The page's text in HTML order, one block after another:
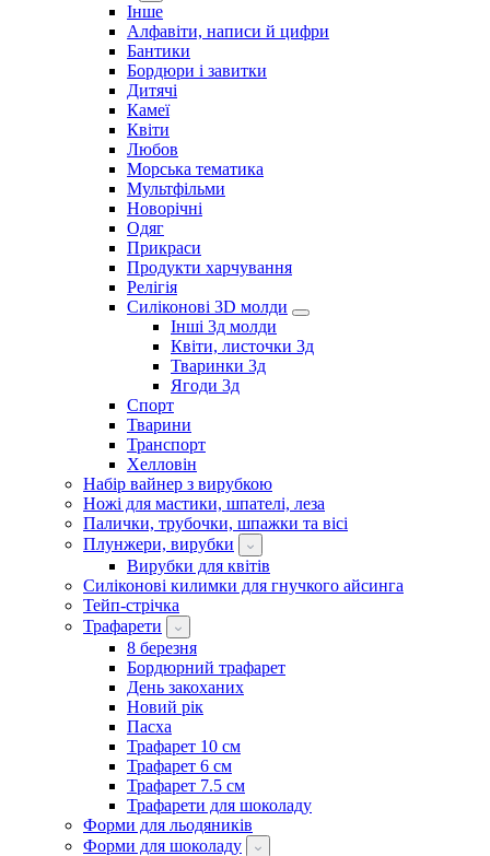
Інше
Алфавіти, написи й цифри
Бантики
Бордюри і завитки
Дитячі
Камеї
Квіти
Любов
Морська тематика
Мультфільми
Новорічні
Одяг
Прикраси
Продукти харчування
Релігія
Силіконові 3D молди
Інші 3д молди
Квіти, листочки 3д
Тваринки 3д
Ягоди 3д
Спорт
Тварини
Транспорт
Хелловін
Набір вайнер з вирубкою
Ножі для мастики, шпателі, леза
Палички, трубочки, шпажки та вісі
Плунжери, вирубки
Вирубки для квітів
Силіконові килимки для гнучкого айсинга
Тейп-стрічка
Трафарети
8 березня
Бордюрний трафарет
День закоханих
Новий рік
Пасха
Трафарет 10 см
Трафарет 6 см
Трафарет 7.5 см
Трафарети для шоколаду
Форми для льодяників
Форми для шоколаду